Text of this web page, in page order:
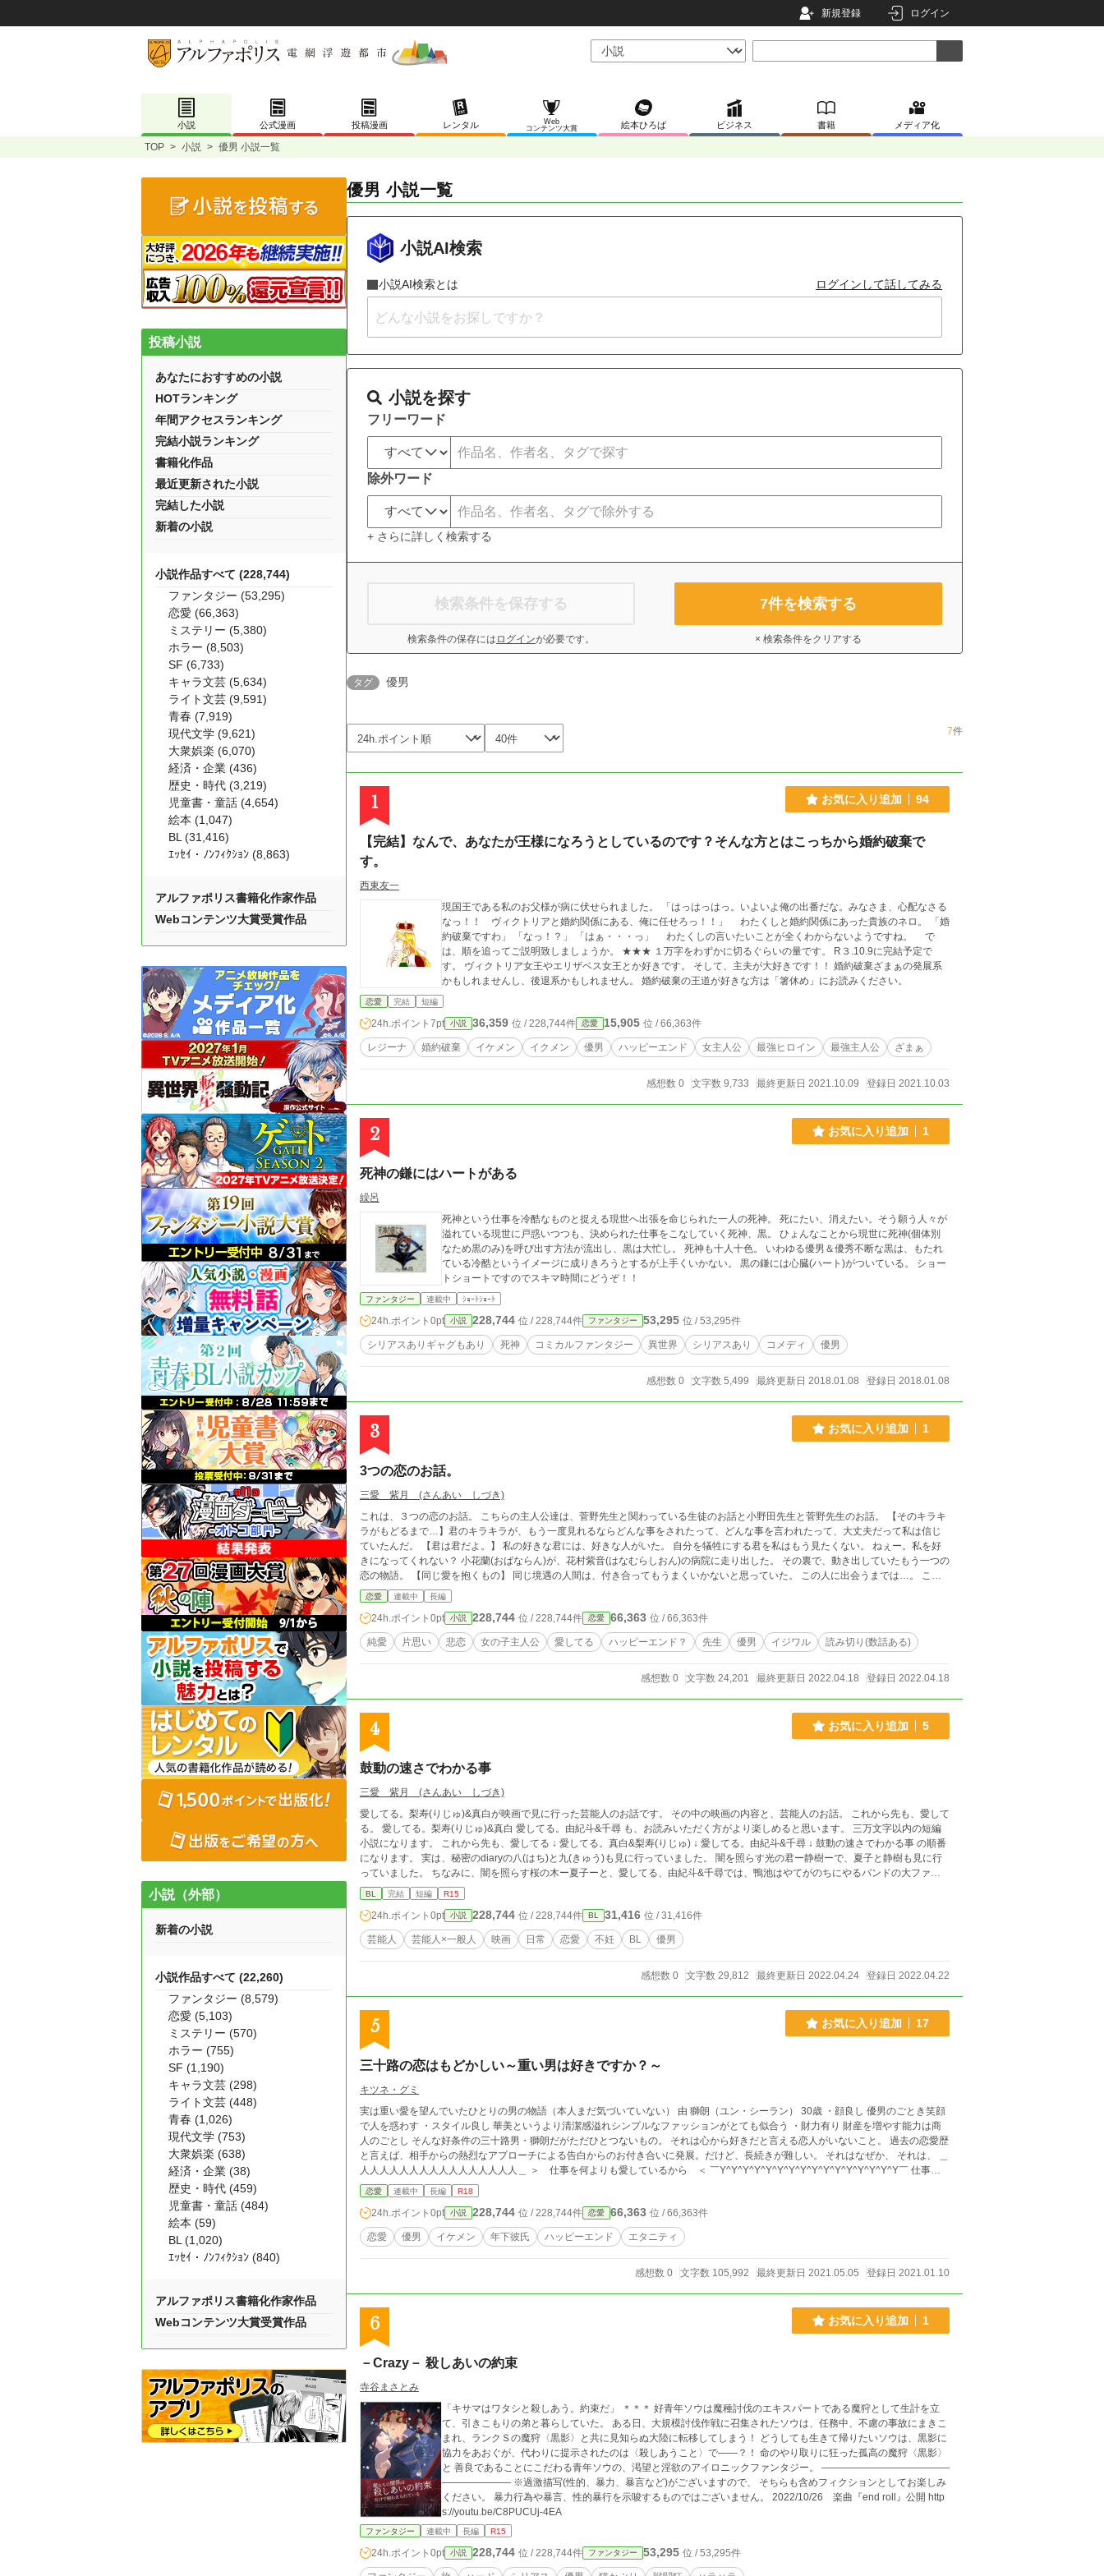
新規登録 ログイン
小説 公式漫画 投稿漫画 レンタル
Web
コンテンツ大賞
絵本ひろば ビジネス 書籍 メディア化
TOP > 小説 > 優男 小説一覧
優男 小説一覧
小説AI検索
小説AI検索とは ログインして話してみる
小説を探す
フリーワード
除外ワード
+ さらに詳しく検索する
検索条件を保存する
検索条件の保存には ログインが必要です。
7件を検索する
× 検索条件をクリアする
タグ 優男
7件
1 お気に入り追加 94
【完結】なんで、あなたが王様になろうとしているのです？そんな方とはこっちから婚約破棄で
す。
西東友一
現国王である私のお父様が病に伏せられました。 「はっはっはっ。いよいよ俺の出番だな。みなさま、心配なさる
なっ！！ ヴィクトリアと婚約関係にある、俺に任せろっ！！」 わたくしと婚約関係にあった貴族のネロ。 「婚
約破棄ですわ」 「なっ！？」 「はぁ・・・っ」 わたくしの言いたいことが全くわからないようですね。 で
は、順を追ってご説明致しましょうか。 ★★★ １万字をわずかに切るぐらいの量です。 R３.10.9に完結予定で
す。 ヴィクトリア女王やエリザベス女王とか好きです。 そして、主夫が大好きです！！ 婚約破棄ざまぁの発展系
かもしれませんし、後退系かもしれません。 婚約破棄の王道が好きな方は「箸休め」にお読みください。
恋愛 完結 短編
24h.ポイント 7pt 小説 36,359 位 / 228,744件 恋愛 15,905 位 / 66,363件
レジーナ 婚約破棄 イケメン イクメン 優男 ハッピーエンド 女主人公 最強ヒロイン 最強主人公 ざまぁ
感想数 0 文字数 9,733 最終更新日 2021.10.09 登録日 2021.10.03
2 お気に入り追加 1
死神の鎌にはハートがある
繰呂
死神という仕事を冷酷なものと捉える現世へ出張を命じられた一人の死神。 死にたい、消えたい。そう願う人々が
溢れている現世に戸惑いつつも、決められた仕事をこなしていく死神、黒。 ひょんなことから現世に死神(個体別
なため黒のみ)を呼び出す方法が流出し、黒は大忙し。 死神も十人十色。 いわゆる優男＆優秀不断な黒は、もたれ
ている冷酷というイメージに成りきろうとするが上手くいかない。 黒の鎌には心臓(ハート)がついている。 ショー
トショートですのでスキマ時間にどうぞ！！
ファンタジー 連載中 ｼｮｰﾄｼｮｰﾄ
24h.ポイント 0pt 小説 228,744 位 / 228,744件 ファンタジー 53,295 位 / 53,295件
シリアスありギャグもあり 死神 コミカルファンタジー 異世界 シリアスあり コメディ 優男
感想数 0 文字数 5,499 最終更新日 2018.01.08 登録日 2018.01.08
3 お気に入り追加 1
3つの恋のお話。
三愛 紫月 (さんあい しづき)
これは、３つの恋のお話。 こちらの主人公達は、菅野先生と関わっている生徒のお話と小野田先生と菅野先生のお話。 【そのキラキ
ラがもどるまで…】君のキラキラが、もう一度見れるならどんな事をされたって、どんな事を言われたって、大丈夫だって私は信じ
ていたんだ。 【君は君だよ。】 私の好きな君には、好きな人がいた。 自分を犠牲にする君を私はもう見たくない。 ねぇー。私を好
きになってくれない？ 小花蘭(おばならん)が、花村紫音(はなむらしおん)の病院に走り出した。 その裏で、動き出していたもう一つの
恋の物語。 【同じ愛を抱くもの】 同じ境遇の人間は、付き合ってもうまくいかないと思っていた。 この人に出会うまでは…。 これ
は、小花蘭(おばならん)、花村紫音(はなむらしおん)、赤池里子(あかいけさとこ)、坂口斗真(さかぐちとうま)の恋の裏で、動きだして
いた大人の恋のお話。 管野先生が、赤池里子(あかいけさとこ)と話した後のお話。 こちらから、先にお読みください。 6つの話を読
むことで、あの時のみんなの気持ちがわかります。 ノベルアップ+、小説家なろうにも載せています。
恋愛 連載中 長編
24h.ポイント 0pt 小説 228,744 位 / 228,744件 恋愛 66,363 位 / 66,363件
純愛 片思い 悲恋 女の子主人公 愛してる ハッピーエンド？ 先生 優男 イジワル 読み切り(数話ある)
感想数 0 文字数 24,201 最終更新日 2022.04.18 登録日 2022.04.18
4 お気に入り追加 5
鼓動の速さでわかる事
三愛 紫月 (さんあい しづき)
愛してる。梨寿(りじゅ)&真白が映画で見に行った芸能人のお話です。 その中の映画の内容と、芸能人のお話。 これから先も、愛して
る。 愛してる。梨寿(りじゅ)&真白 愛してる。由紀斗&千尋 も、お読みいただく方がより楽しめると思います。 三万文字以内の短編
小説になります。 これから先も、愛してる ↓ 愛してる。真白&梨寿(りじゅ) ↓ 愛してる。由紀斗&千尋 ↓ 鼓動の速さでわかる事 の順番
になります。 実は、秘密のdiaryの八(はち)と九(きゅう)も見に行っていました。 闇を照らす光の君ー静樹ーで、夏子と静樹も見に行
っていました。 ちなみに、闇を照らす桜の木ー夏子ーと、愛してる、由紀斗&千尋では、鴨池はやてがのちにやるバンドの大ファン
BL 完結 短編 R15
24h.ポイント 0pt 小説 228,744 位 / 228,744件 BL 31,416 位 / 31,416件
芸能人 芸能人×一般人 映画 日常 恋愛 不妊 BL 優男
感想数 0 文字数 29,812 最終更新日 2022.04.24 登録日 2022.04.22
5 お気に入り追加 17
三十路の恋はもどかしい～重い男は好きですか？～
キツネ・グミ
実は重い愛を望んでいたひとりの男の物語（本人まだ気づいていない） 由 獅朗（ユン・シーラン） 30歳 ・顔良し 優男のごとき笑顔
で人を惑わす ・スタイル良し 華美というより清潔感溢れシンプルなファッションがとても似合う ・財力有り 財産を増やす能力は商
人のごとし そんな好条件の三十路男・獅朗だがただひとつないもの。 それは心から好きだと言える恋人がいないこと。 過去の恋愛歴
と言えば、相手からの熱烈なアプローチによる告白からのお付き合いに発展。だけど、長続きが難しい。 それはなぜか、 それは、 ＿
人人人人人人人人人人人人人人人人＿ ＞ 仕事を何よりも愛しているから ＜ ￣Y^Y^Y^Y^Y^Y^Y^Y^Y^Y^Y^Y^Y^Y^Y^Y￣ 仕事に
対する情熱>恋愛だから、付き合っても相手にフラれたり自然消滅を繰り返す日々。 三十路優男は今渇望している。 激しく渇望して
いる。 仕事を愛する己を愛してくれる人を渇望している。 そんな時に人里離れた場所でひとりの女性に出会う。 だがなんとその時、
優男獅朗は女性の名前さえ聞かず別れてしまう。 何してんだよっ、優男獅朗？！ 男だろ？！ 名前くらい聞きなよ！ と思ったあな
た、ご安心下さい。これは小説です。だから必ず出会います。そう言うシステムになってます。 女性と再会した後の優男獅朗はあの
手この手で女性と関わろうと、己の手中に入れようと涼しい顔して(無意識に)必死になります。 そしてだんだん気づきます。優男獅
男が愛を探し、愛を見つける物語になります。 物語が展開していく世界はなんちゃって中華圏の国設定になります。 ちなみにこの物
がこの物語を書くきっかけになりました。 ただ単に私が探すの下手なだけかもしれませんが。 普通の世界で普通の大人が普通の愛を
見つける物語を楽しんでいただけたらうれしいです。
恋愛 連載中 長編 R18
24h.ポイント 0pt 小説 228,744 位 / 228,744件 恋愛 66,363 位 / 66,363件
恋愛 優男 イケメン 年下彼氏 ハッピーエンド エタニティ
感想数 0 文字数 105,992 最終更新日 2021.05.05 登録日 2021.01.10
6 お気に入り追加 1
－Crazy－ 殺しあいの約束
寺谷まさとみ
「キサマはワタシと殺しあう。約束だ」 ＊＊＊ 好青年ソウは魔種討伐のエキスパートである魔狩として生計を立
て、引きこもりの弟と暮らしていた。 ある日、大規模討伐作戦に召集されたソウは、任務中、不慮の事故にまきこ
まれ、ランクＳの魔狩〈黒影〉と共に見知らぬ大陸に転移してしまう！ どうしても生きて帰りたいソウは、黒影に
協力をあおぐが、代わりに提示されたのは〈殺しあうこと〉で――？！ 命のやり取りに狂った孤高の魔狩〈黒影〉
と 善良であることにこだわる青年ソウの、渇望と淫欲のアイロニックファンタジー。 ―――――――――――――
――――――― ※過激描写(性的、暴力、暴言など)がございますので、 そちらも含めフィクションとしてお楽しみ
ください。 暴力行為や暴言、性的暴行を示唆するものではございません。 2022/10/26 楽曲『end roll』公開 http
s://youtu.be/C8PUCUj-4EA
ファンタジー 連載中 長編 R15
24h.ポイント 0pt 小説 228,744 位 / 228,744件 ファンタジー 53,295 位 / 53,295件
投稿小説
あなたにおすすめの小説
HOTランキング
年間アクセスランキング
完結小説ランキング
書籍化作品
最近更新された小説
完結した小説
新着の小説
小説作品すべて (228,744)
ファンタジー (53,295)
恋愛 (66,363)
ミステリー (5,380)
ホラー (8,503)
SF (6,733)
キャラ文芸 (5,634)
ライト文芸 (9,591)
青春 (7,919)
現代文学 (9,621)
大衆娯楽 (6,070)
経済・企業 (436)
歴史・時代 (3,219)
児童書・童話 (4,654)
絵本 (1,047)
BL (31,416)
ｴｯｾｲ・ﾉﾝﾌｨｸｼｮﾝ (8,863)
アルファポリス書籍化作家作品
Webコンテンツ大賞受賞作品
小説（外部）
新着の小説
小説作品すべて (22,260)
ファンタジー (8,579)
恋愛 (5,103)
ミステリー (570)
ホラー (755)
SF (1,190)
キャラ文芸 (298)
ライト文芸 (448)
青春 (1,026)
現代文学 (753)
大衆娯楽 (638)
経済・企業 (38)
歴史・時代 (459)
児童書・童話 (484)
絵本 (59)
BL (1,020)
ｴｯｾｲ・ﾉﾝﾌｨｸｼｮﾝ (840)
アルファポリス書籍化作家作品
Webコンテンツ大賞受賞作品